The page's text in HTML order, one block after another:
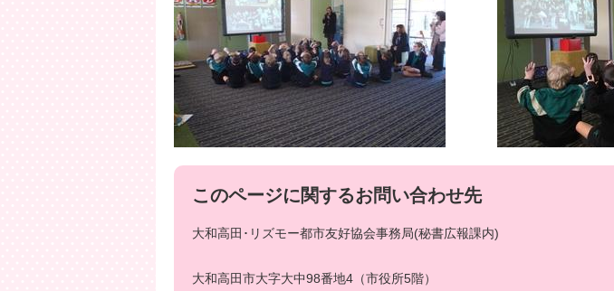
このページに関するお問い合わせ先
大和高田･リズモー都市友好協会事務局(秘書広報課内)
大和高田市大字大中98番地4（市役所5階）